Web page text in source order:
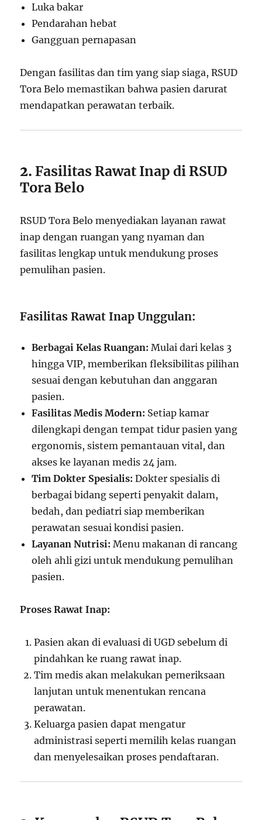
Luka bakar
Pendarahan hebat
Gangguan pernapasan
Dengan fasilitas dan tim yang siap siaga, RSUD
Tora Belo memastikan bahwa pasien darurat
mendapatkan perawatan terbaik.
2.Fasilitas Rawat Inap di RSUD
Tora Belo
RSUD Tora Belo menyediakan layanan rawat
inap dengan ruangan yang nyaman dan
fasilitas lengkap untuk mendukung proses
pemulihan pasien.
Fasilitas Rawat Inap Unggulan:
Berbagai Kelas Ruangan: Mulai dari kelas 3
hingga VIP, memberikan fleksibilitas pilihan
sesuai dengan kebutuhan dan anggaran
pasien.
Fasilitas Medis Modern: Setiap kamar
dilengkapi dengan tempat tidur pasien yang
ergonomis, sistem pemantauan vital, dan
akses ke layanan medis 24 jam.
Tim Dokter Spesialis: Dokter spesialis di
berbagai bidang seperti penyakit dalam,
bedah, dan pediatri siap memberikan
perawatan sesuai kondisi pasien.
Layanan Nutrisi: Menu makanan di rancang
oleh ahli gizi untuk mendukung pemulihan
pasien.
Proses Rawat Inap:
Pasien akan di evaluasi di UGD sebelum di
pindahkan ke ruang rawat inap.
Tim medis akan melakukan pemeriksaan
lanjutan untuk menentukan rencana
perawatan.
Keluarga pasien dapat mengatur
administrasi seperti memilih kelas ruangan
dan menyelesaikan proses pendaftaran.